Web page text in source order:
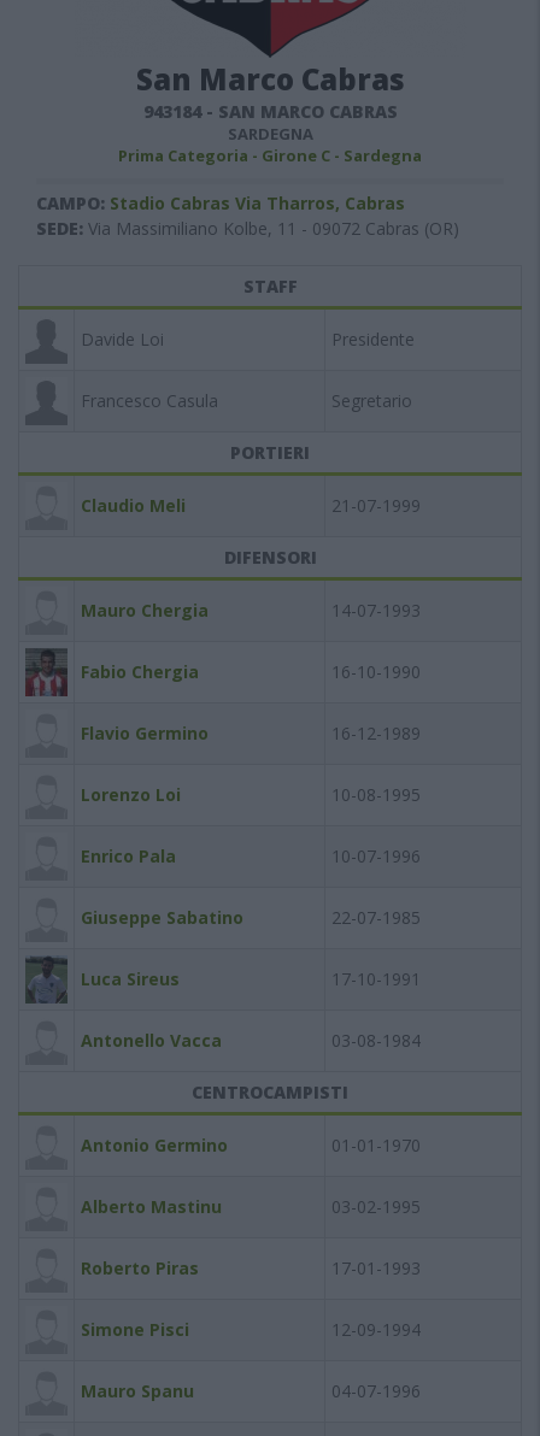
San Marco Cabras
943184- SAN MARCO CABRAS
SARDEGNA
Prima Categoria - Girone C - Sardegna
CAMPO: Stadio Cabras Via Tharros, Cabras
SEDE: Via Massimiliano Kolbe, 11 - 09072 Cabras (OR)
STAFF
Davide Loi Presidente
Francesco Casula Segretario
PORTIERI
Claudio Meli 21-07-1999
DIFENSORI
Mauro Chergia 14-07-1993
Fabio Chergia 16-10-1990
Flavio Germino 16-12-1989
Lorenzo Loi 10-08-1995
Enrico Pala 10-07-1996
Giuseppe Sabatino 22-07-1985
Luca Sireus 17-10-1991
Antonello Vacca 03-08-1984
CENTROCAMPISTI
Antonio Germino 01-01-1970
Alberto Mastinu 03-02-1995
Roberto Piras 17-01-1993
Simone Pisci 12-09-1994
Mauro Spanu 04-07-1996